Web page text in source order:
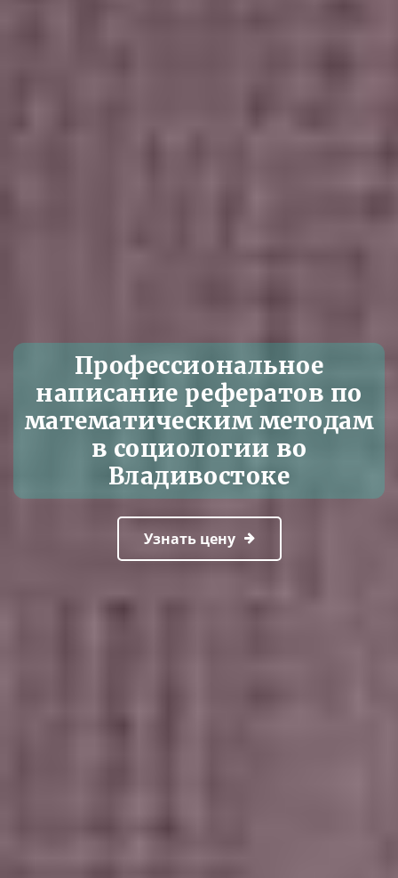
Профессиональное
написание рефератов по
математическим методам
в социологии во
Владивостоке
Узнать цену